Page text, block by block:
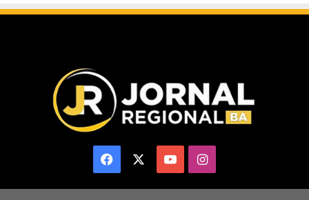
Facebook YouTubeInstagram